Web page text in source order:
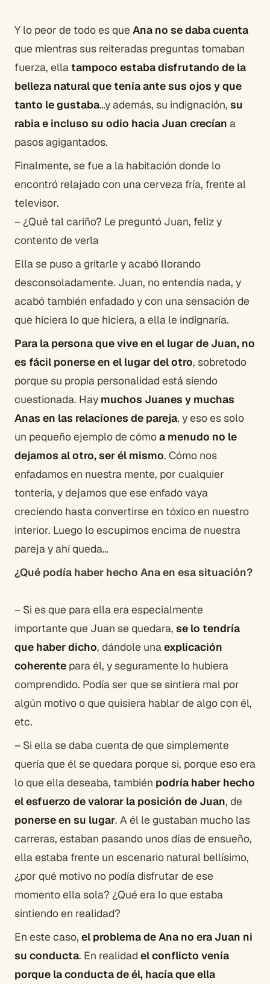
Y lo peor de todo es que Ana no se daba cuenta
que mientras sus reiteradas preguntas tomaban
fuerza, ellatampoco estaba disfrutando de la
belleza natural que tenia ante sus ojos y que
tanto le gustaba…y además, su indignación, su
rabia e incluso su odio hacia Juan crecían a
pasos agigantados.
Finalmente, se fue a la habitación donde lo
encontró relajado con una cerveza fría, frente al
televisor.
– ¿Qué tal cariño? Le preguntó Juan, feliz y
contento de verla
Ella se puso a gritarle y acabó llorando
desconsoladamente. Juan, no entendía nada, y
acabó también enfadado y con una sensación de
que hiciera lo que hiciera, a ella le indignaría.
Para la persona que vive en el lugar de Juan, no
es fácil ponerse en el lugar del otro, sobretodo
porque su propia personalidad está siendo
cuestionada. Hay muchos Juanes y muchas
Anas en las relaciones de pareja, y eso es solo
un pequeño ejemplo de cómoa menudo no le
dejamos al otro, ser él mismo. Cómo nos
enfadamos en nuestra mente, por cualquier
tontería, y dejamos que ese enfado vaya
creciendo hasta convertirse en tóxico en nuestro
interior. Luego lo escupimos encima de nuestra
pareja y ahí queda…
¿Qué podía haber hecho Ana en esa situación?
– Si es que para ella era especialmente
importante que Juan se quedara, se lo tendría
que haber dicho, dándole unaexplicación
coherente para él, y seguramente lo hubiera
comprendido. Podía ser que se sintiera mal por
algún motivo o que quisiera hablar de algo con él,
etc.
– Si ella se daba cuenta de que simplemente
quería que él se quedara porque si, porque eso era
lo que ella deseaba, también podría haber hecho
el esfuerzo de valorar la posición de Juan, de
ponerse en su lugar. A él le gustaban mucho las
carreras, estaban pasando unos días de ensueño,
ella estaba frente un escenario natural bellísimo,
¿por qué motivo no podía disfrutar de ese
momento ella sola? ¿Qué era lo que estaba
sintiendo en realidad?
En este caso, el problema de Ana no era Juan ni
su conducta. En realidad el conflicto venía
porque la conducta de él, hacía que ella